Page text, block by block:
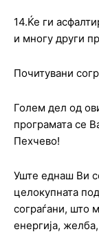
14.Ќе ги
и многу други
Почитувани
Голем дел од
програмата се
Пехчево!
Уште еднаш Ви
целокупната
сограѓани, што
енергија,